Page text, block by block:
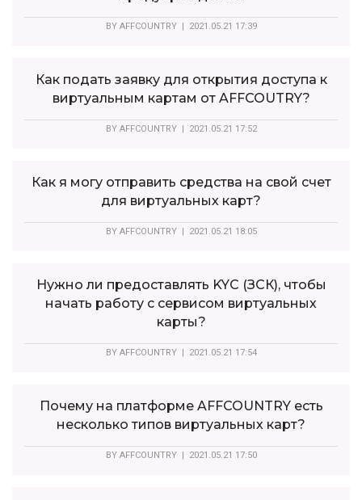
BY AFFCOUNTRY| 2021.05.21 17:39
Как подать заявку для открытия доступа к
виртуальным картам от AFFCOUTRY?
BY AFFCOUNTRY| 2021.05.21 17:52
Как я могу отправить средства на свой счет
для виртуальных карт?
BY AFFCOUNTRY| 2021.05.21 18:05
Нужно ли предоставлять KYC (ЗСК), чтобы
начать работу с сервисом виртуальных
карты?
BY AFFCOUNTRY| 2021.05.21 17:54
Почему на платформе AFFCOUNTRY есть
несколько типов виртуальных карт?
BY AFFCOUNTRY| 2021.05.21 17:50